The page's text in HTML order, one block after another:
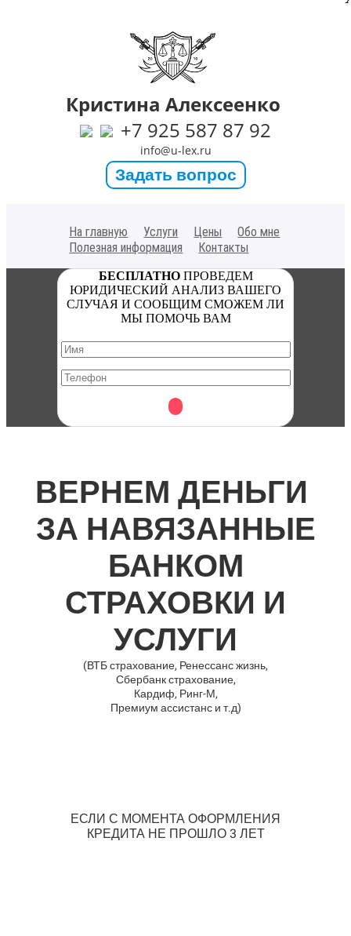
Кристина Алексеенко
+7 925 587 87 92
info@u-lex.ru
Задать вопрос
На главную Услуги Цены
Обо мне
Полезная информация
Контакты
БЕСПЛАТНОПРОВЕДЕМ
ЮРИДИЧЕСКИЙ АНАЛИЗ ВАШЕГО
СЛУЧАЯ И СООБЩИМ СМОЖЕМ ЛИ
МЫ ПОМОЧЬ ВАМ
ВЕРНЕМ ДЕНЬГИ
ЗА НАВЯЗАННЫЕ
БАНКОМ
СТРАХОВКИ И
УСЛУГИ
(ВТБ страхование, Ренессанс жизнь,
Сбербанк страхование,
Кардиф, Ринг-М,
Премиум ассистанс и т.д)
ЕСЛИ С МОМЕНТА ОФОРМЛЕНИЯ
КРЕДИТА НЕ ПРОШЛО 3 ЛЕТ